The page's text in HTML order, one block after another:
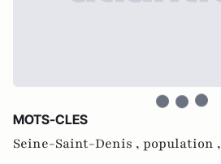
MOTS-CLES
Seine-Saint-Denis , population ,